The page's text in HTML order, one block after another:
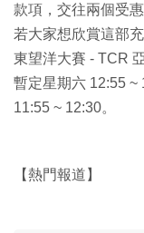
款項，交往兩個受
若大家想欣賞這部
東望洋大賽 - TCR
暫定星期六 12:55 ~
11:55 ~ 12:30。
【熱門報道】